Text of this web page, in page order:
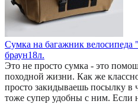
Сумка на багажник
браун18л.
Это не просто сумка - это
походной жизни. Как же
просто закидываешь посылку в
тоже супер удобны с ним. Если